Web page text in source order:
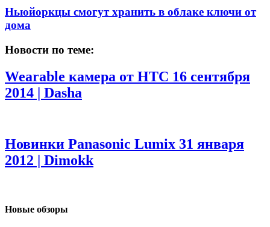
Ньюйоркцы смогут хранить в облаке ключи от
дома
Новости по теме:
Wearable камера от HTC 16 сентября
2014 | Dasha
Новинки Panasonic Lumix 31 января
2012 | Dimokk
Новые обзоры